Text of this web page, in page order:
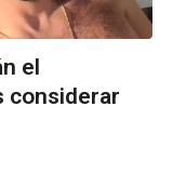
el
considerar